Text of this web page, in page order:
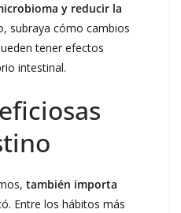
y reducir la
subraya cómo cambios
tener efectos
intestinal.
también importa
Entre los hábitos más